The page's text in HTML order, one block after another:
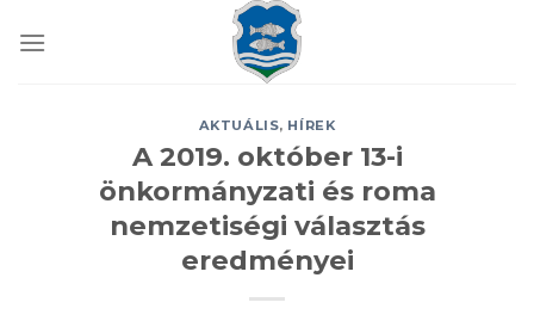
AKTUÁLIS, HÍREK
A 2019. október 13-i
önkormányzati és roma
nemzetiségi választás
eredményei